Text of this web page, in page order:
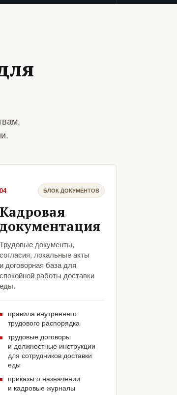
04 БЛОК ДОКУМЕНТОВ
Кадровая
документация
Трудовые документы,
согласия, локальные акты
и договорная база для
спокойной работы доставки
еды.
правила внутреннего
трудового распорядка
трудовые договоры
и должностные инструкции
для сотрудников доставки
еды
приказы о назначении
и кадровые журналы